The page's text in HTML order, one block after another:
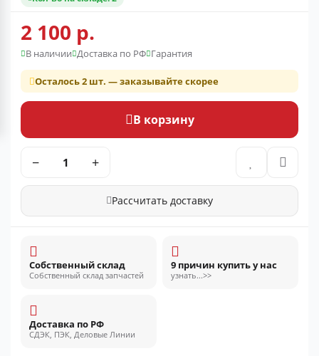
2 100 р.
В наличии Доставка по РФ Гарантия
Осталось 2 шт. — заказывайте скорее
В корзину
− +
Рассчитать доставку
Собственный склад
Собственный склад запчастей
9 причин купить у нас
узнать...>>
Доставка по РФ
СДЭК, ПЭК, Деловые Линии